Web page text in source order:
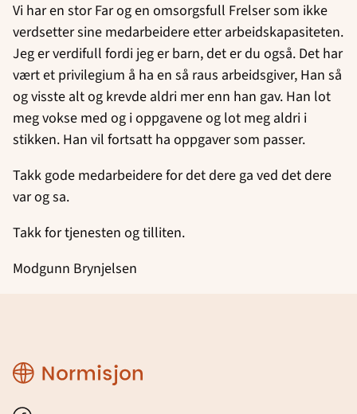
Vi har en stor Far og en omsorgsfull Frelser som ikke
verdsetter sine medarbeidere etter arbeidskapasiteten.
Jeg er verdifull fordi jeg er barn, det er du også. Det har
vært et privilegium å ha en så raus arbeidsgiver, Han så
og visste alt og krevde aldri mer enn han gav. Han lot
meg vokse med og i oppgavene og lot meg aldri i
stikken. Han vil fortsatt ha oppgaver som passer.
Takk gode medarbeidere for det dere ga ved det dere
var og sa.
Takk for tjenesten og tilliten.
Modgunn Brynjelsen
Region
Rogaland